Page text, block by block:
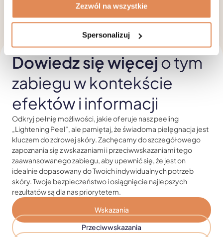
Zezwól na wszystkie
Spersonalizuj
problemami skórnymi wymagającymi dłuższej terapii.
Dowiedz się więcej o tym
zabiegu w kontekście
efektów i informacji
Odkryj pełnię możliwości, jakie oferuje nasz peeling
„Lightening Peel”, ale pamiętaj, że świadoma pielęgnacja jest
kluczem do zdrowej skóry. Zachęcamy do szczegółowego
zapoznania się z wskazaniami i przeciwwskazaniami tego
zaawansowanego zabiegu, aby upewnić się, że jest on
idealnie dopasowany do Twoich indywidualnych potrzeb
skóry. Twoje bezpieczeństwo i osiągnięcie najlepszych
rezultatów są dla nas priorytetem.
Wskazania
Przeciwwskazania